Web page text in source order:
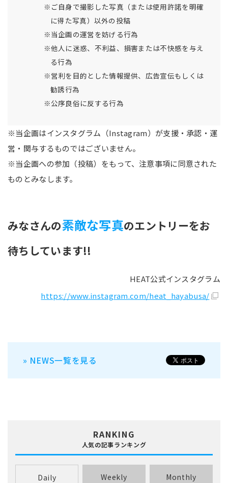
※ご自身で撮影した写真（または使用許諾を明確
に得た写真）以外の投稿
※当企画の運営を妨げる行為
※他人に迷惑、不利益、損害または不快感を与え
る行為
※営利を目的とした情報提供、広告宣伝もしくは
勧誘行為
※公序良俗に反する行為
※当企画はインスタグラム（Instagram）が支援・承認・運
営・関与するものではございません。
※当企画への参加（投稿）をもって、注意事項に同意された
ものとみなします。
みなさんの素敵な写真のエントリーをお
待ちしています!!
HEAT公式インスタグラム
https://www.instagram.com/heat_hayabusa/
» NEWS一覧を見る
RANKING
人気の記事ランキング
Daily Weekly Monthly